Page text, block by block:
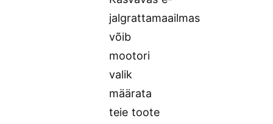
jalgrattamaailmas
võib
mootori
valik
määrata
teie toote